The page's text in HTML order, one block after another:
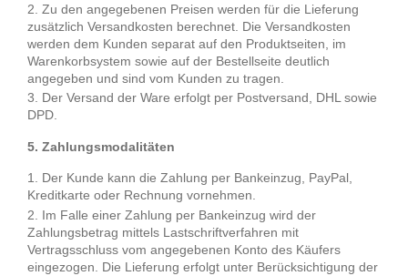
Zu den angegebenen Preisen werden für die Lieferung
zusätzlich Versandkosten berechnet. Die Versandkosten
werden dem Kunden separat auf den Produktseiten, im
Warenkorbsystem sowie auf der Bestellseite deutlich
angegeben und sind vom Kunden zu tragen.
Der Versand der Ware erfolgt per Postversand, DHL sowie
DPD.
5. Zahlungsmodalitäten
Der Kunde kann die Zahlung per Bankeinzug, PayPal,
Kreditkarte oder Rechnung vornehmen.
Im Falle einer Zahlung per Bankeinzug wird der
Zahlungsbetrag mittels Lastschriftverfahren mit
Vertragsschluss vom angegebenen Konto des Käufers
eingezogen. Die Lieferung erfolgt unter Berücksichtigung der